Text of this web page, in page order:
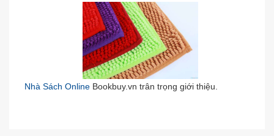
Nhà Sách Online Bookbuy.vn trân trọng giới thiệu.